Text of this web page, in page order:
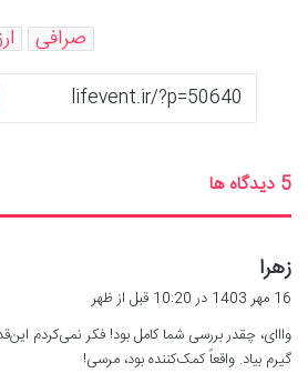
صرافی
‫5 دیدگاه ها
زهرا
ت
16 مهر 1403 در 10:20 قبل از ظهر
وااای، چقدر بررسی شما کامل بود! فکر نمی‌کردم
گیرم بیاد. واقعاً کمک‌کننده بود، مرسی!